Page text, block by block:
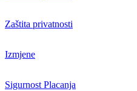
Zaštita privatnosti
Izmjene
Sigurnost Placanja